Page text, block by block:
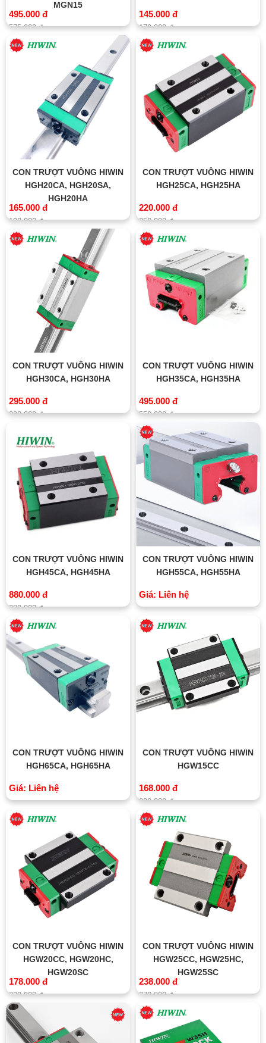
MGN15
495.000 đ
575.000 đ
145.000 đ
170.000 đ
CON TRƯỢT VUÔNG HIWIN
HGH20CA, HGH20SA,
HGH20HA
165.000 đ
190.000 đ
CON TRƯỢT VUÔNG HIWIN
HGH25CA, HGH25HA
220.000 đ
250.000 đ
CON TRƯỢT VUÔNG HIWIN
HGH30CA, HGH30HA
295.000 đ
320.000 đ
CON TRƯỢT VUÔNG HIWIN
HGH35CA, HGH35HA
495.000 đ
550.000 đ
CON TRƯỢT VUÔNG HIWIN
HGH45CA, HGH45HA
880.000 đ
980.000 đ
CON TRƯỢT VUÔNG HIWIN
HGH55CA, HGH55HA
Giá: Liên hệ
CON TRƯỢT VUÔNG HIWIN
HGH65CA, HGH65HA
Giá: Liên hệ
CON TRƯỢT VUÔNG HIWIN
HGW15CC
168.000 đ
200.000 đ
CON TRƯỢT VUÔNG HIWIN
HGW20CC, HGW20HC,
HGW20SC
178.000 đ
220.000 đ
CON TRƯỢT VUÔNG HIWIN
HGW25CC, HGW25HC,
HGW25SC
238.000 đ
270.000 đ